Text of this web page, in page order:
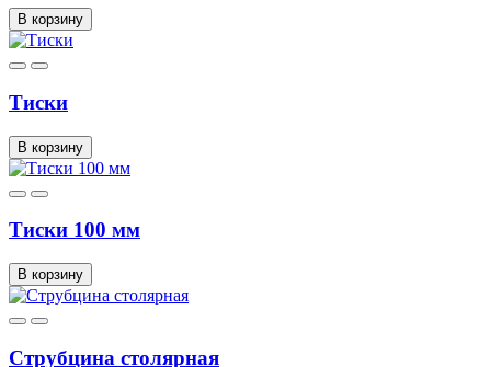
В корзину
Тиски
В корзину
Тиски 100 мм
В корзину
Струбцина столярная